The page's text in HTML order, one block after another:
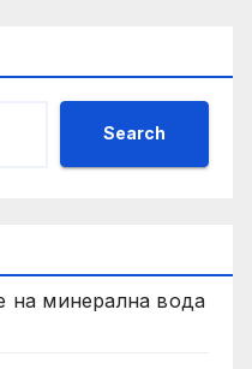
Search
на минерална вода